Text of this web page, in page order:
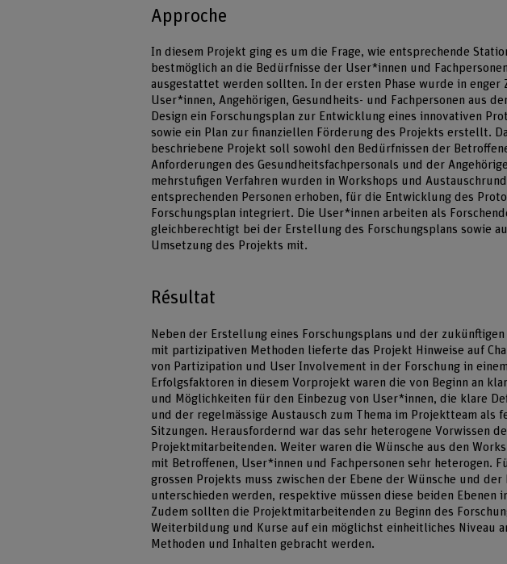
Approche
In diesem Projekt ging es um die Frage, wie entsprechende
bestmöglich an die Bedürfnisse der User*innen und
ausgestattet werden sollten. In der ersten Phase wurde in enger
User*innen, Angehörigen, Gesundheits- und Fachpersonen aus
Design ein Forschungsplan zur Entwicklung eines innovativen
sowie ein Plan zur finanziellen Förderung des Projekts erstellt.
beschriebene Projekt soll sowohl den Bedürfnissen der
Anforderungen des Gesundheitsfachpersonals und der
mehrstufigen Verfahren wurden in Workshops und
entsprechenden Personen erhoben, für die Entwicklung des
Forschungsplan integriert. Die User*innen arbeiten als
gleichberechtigt bei der Erstellung des Forschungsplans sowie
Umsetzung des Projekts mit.
Résultat
Neben der Erstellung eines Forschungsplans und der
mit partizipativen Methoden lieferte das Projekt Hinweise auf
von Partizipation und User Involvement in der Forschung in
Erfolgsfaktoren in diesem Vorprojekt waren die von Beginn an
und Möglichkeiten für den Einbezug von User*innen, die klare
und der regelmässige Austausch zum Thema im Projektteam als
Sitzungen. Herausfordernd war das sehr heterogene Vorwissen
Projektmitarbeitenden. Weiter waren die Wünsche aus den
mit Betroffenen, User*innen und Fachpersonen sehr heterogen.
grossen Projekts muss zwischen der Ebene der Wünsche und der
unterschieden werden, respektive müssen diese beiden Ebenen
Zudem sollten die Projektmitarbeitenden zu Beginn des
Weiterbildung und Kurse auf ein möglichst einheitliches Niveau
Methoden und Inhalten gebracht werden.